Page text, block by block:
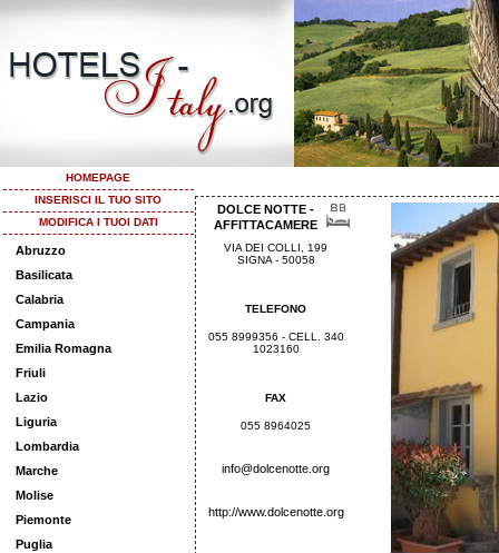
HOMEPAGE
INSERISCI IL TUO SITO
MODIFICA I TUOI DATI
Abruzzo
Basilicata
Calabria
Campania
Emilia Romagna
Friuli
Lazio
Liguria
Lombardia
Marche
Molise
Piemonte
Puglia
DOLCE NOTTE -
AFFITTACAMERE
VIA DEI COLLI, 199
SIGNA - 50058
TELEFONO
055 8999356 - CELL. 340
1023160
FAX
055 8964025
info@dolcenotte.org
http://www.dolcenotte.org